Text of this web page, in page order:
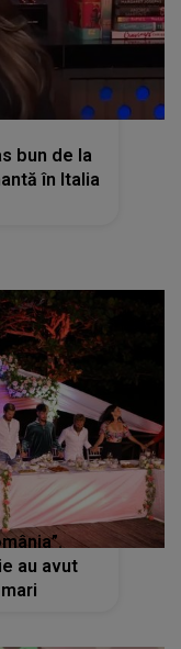
bun de la
în Italia
au avut